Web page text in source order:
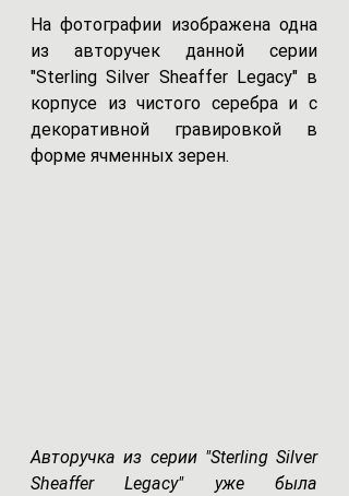
На фотографии изображена одна
из авторучек данной серии
"Sterling Silver Sheaffer Legacy" в
корпусе из чистого серебра и с
декоративной гравировкой в
форме ячменных зерен.
Авторучка из серии "Sterling Silver
Sheaffer Legacy" уже была